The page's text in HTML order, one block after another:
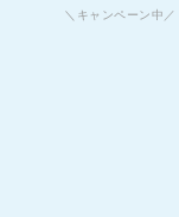
＼キャンペーン中／